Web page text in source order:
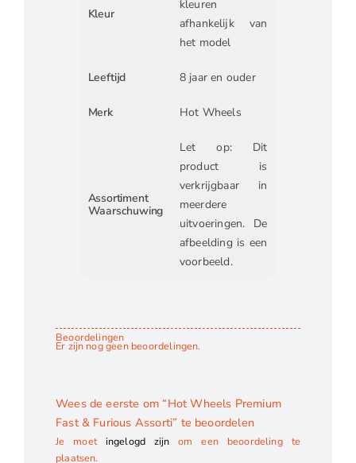
Kleur
kleuren
afhankelijk van
het model
Leeftijd 8 jaar en ouder
Merk Hot Wheels
Assortiment
Waarschuwing
Let op: Dit
product is
verkrijgbaar in
meerdere
uitvoeringen. De
afbeelding is een
voorbeeld.
Beoordelingen
Er zijn nog geen beoordelingen.
Wees de eerste om “Hot Wheels Premium
Fast & Furious Assorti” te beoordelen
Je moet ingelogd zijn om een beoordeling te
plaatsen.